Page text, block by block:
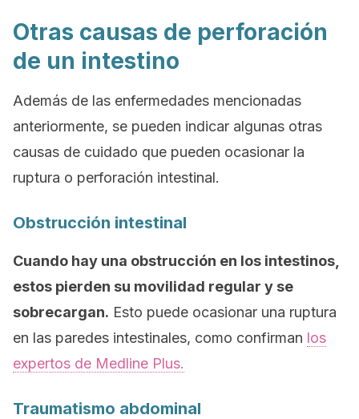
Otras causas de perforación
de un intestino
Además de las enfermedades mencionadas
anteriormente, se pueden indicar algunas otras
causas de cuidado que pueden ocasionar la
ruptura o perforación intestinal.
Obstrucción intestinal
Cuando hay una obstrucción en los intestinos,
estos pierden su movilidad regular y se
sobrecargan. Esto puede ocasionar una ruptura
en las paredes intestinales, como confirman los
expertos de Medline Plus.
Traumatismo abdominal